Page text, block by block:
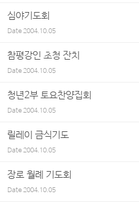
심야기도회
Date2004.10.05
참평강인 초청 잔치
Date2004.10.05
청년2부 토요찬양집회
Date2004.10.05
릴레이 금식기도
Date2004.10.05
장로 월례 기도회
Date2004.10.05